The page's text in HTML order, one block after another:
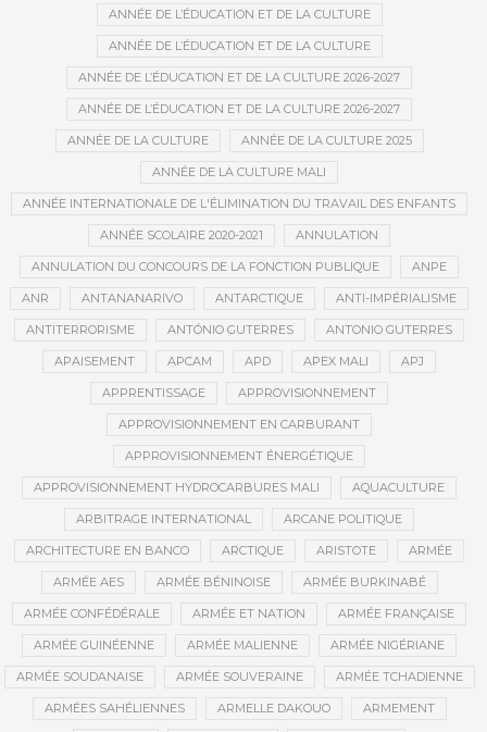
ANNÉE DE L’ÉDUCATION ET DE LA CULTURE
ANNÉE DE L’ÉDUCATION ET DE LA CULTURE
ANNÉE DE L’ÉDUCATION ET DE LA CULTURE 2026-2027
ANNÉE DE L’ÉDUCATION ET DE LA CULTURE 2026-2027
ANNÉE DE LA CULTURE ANNÉE DE LA CULTURE 2025
ANNÉE DE LA CULTURE MALI
ANNÉE INTERNATIONALE DE L'ÉLIMINATION DU TRAVAIL DES ENFANTS
ANNÉE SCOLAIRE 2020-2021 ANNULATION
ANNULATION DU CONCOURS DE LA FONCTION PUBLIQUE ANPE
ANR ANTANANARIVO ANTARCTIQUE ANTI-IMPÉRIALISME
ANTITERRORISME ANTÓNIO GUTERRES ANTONIO GUTERRES
APAISEMENT APCAM APD APEX MALI APJ
APPRENTISSAGE APPROVISIONNEMENT
APPROVISIONNEMENT EN CARBURANT
APPROVISIONNEMENT ÉNERGÉTIQUE
APPROVISIONNEMENT HYDROCARBURES MALI AQUACULTURE
ARBITRAGE INTERNATIONAL ARCANE POLITIQUE
ARCHITECTURE EN BANCO ARCTIQUE ARISTOTE ARMÉE
ARMÉE AES ARMÉE BÉNINOISE ARMÉE BURKINABÉ
ARMÉE CONFÉDÉRALE ARMÉE ET NATION ARMÉE FRANÇAISE
ARMÉE GUINÉENNE ARMÉE MALIENNE ARMÉE NIGÉRIANE
ARMÉE SOUDANAISE ARMÉE SOUVERAINE ARMÉE TCHADIENNE
ARMÉES SAHÉLIENNES ARMELLE DAKOUO ARMEMENT